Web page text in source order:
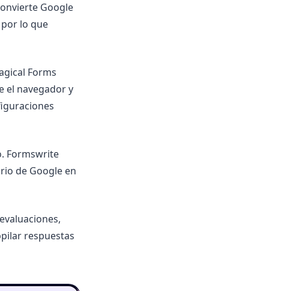
Google
por lo que
Forms
el navegador y
Formswrite
de Google en
respuestas